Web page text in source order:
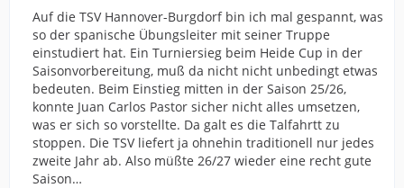
Auf die TSV Hannover-Burgdorf bin ich mal gespannt, was
so der spanische Übungsleiter mit seiner Truppe
einstudiert hat. Ein Turniersieg beim Heide Cup in der
Saisonvorbereitung, muß da nicht nicht unbedingt etwas
bedeuten. Beim Einstieg mitten in der Saison 25/26,
konnte Juan Carlos Pastor sicher nicht alles umsetzen,
was er sich so vorstellte. Da galt es die Talfahrtt zu
stoppen. Die TSV liefert ja ohnehin traditionell nur jedes
zweite Jahr ab. Also müßte 26/27 wieder eine recht gute
Saison…